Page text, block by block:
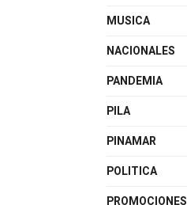
MUSICA
NACIONALES
PANDEMIA
PILA
PINAMAR
POLITICA
PROMOCIONES